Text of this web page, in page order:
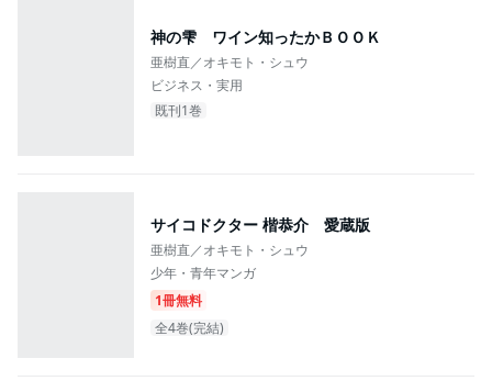
神の雫 ワイン知ったかＢＯＯＫ
亜樹直／オキモト・シュウ
ビジネス・実用
既刊1巻
サイコドクター 楷恭介 愛蔵版
亜樹直／オキモト・シュウ
少年・青年マンガ
1冊無料
全4巻(完結)